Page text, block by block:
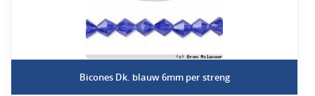
Bicones Dk. blauw 6mm per streng